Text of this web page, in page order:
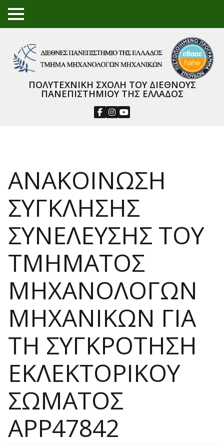
TO
GGL
NU
ΠΟΛΥΤΕΧΝΙΚΗ ΣΧΟΛΗ ΤΟΥ ΔΙΕΘΝΟΥΣ
ΠΑΝΕΠΙΣΤΗΜΙΟΥ ΤΗΣ ΕΛΛΑΔΟΣ
ΑΝΑΚΟΙΝΩΣΗ
ΣΥΓΚΛΗΣΗΣ
ΣΥΝΕΛΕΥΣΗΣ ΤΟΥ
ΤΜΗΜΑΤΟΣ
ΜΗΧΑΝΟΛΟΓΩΝ
ΜΗΧΑΝΙΚΩΝ ΓΙΑ
ΤΗ ΣΥΓΚΡΟΤΗΣΗ
ΕΚΛΕΚΤΟΡΙΚΟΥ
ΣΩΜΑΤΟΣ
APP47842